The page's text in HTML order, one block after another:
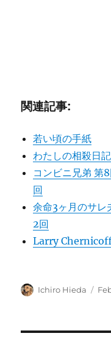
関連記事:
若い頃の手紙
わたしの相殺日
コンビニ兄弟 第
回
余命3ヶ月のサレ
2回
Larry
Author
Ichiro Hieda